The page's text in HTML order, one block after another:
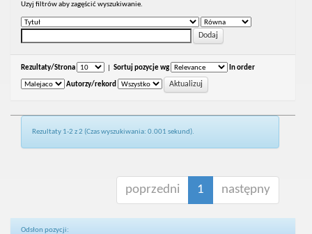
Uzyj filtrów aby zagęścić wyszukiwanie.
Rezultaty/Strona Sortuj pozycje wg In order
Autorzy/rekord
Rezultaty 1-2 z 2 (Czas wyszukiwania: 0.001 sekund).
poprzedni 1 następny
Odsłon pozycji: